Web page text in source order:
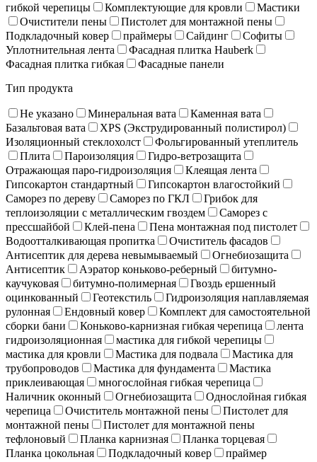
гибкой черепицы
Комплектующие для кровли
Мастики
Очистители пены
Пистолет для монтажной пены
Подкладочный ковер
праймеры Сайдинг
Софиты
Уплотнительная лента
Фасадная плитка Hauberk
Фасадная плитка гибкая
Фасадные панели
Тип продукта
Не указано Минеральная вата
Каменная вата
Базальтовая вата
XPS (Экструдированный полистирол)
Изоляционный стеклохолст
Фольгированный утеплитель
Плита
Пароизоляция
Гидро-ветрозащита
Отражающая паро-гидроизоляция
Клеящая лента
Гипсокартон стандартный
Гипсокартон влагостойкий
Саморез по дереву
Саморез по ГКЛ
Грибок для
теплоизоляции с металлическим гвоздем
Саморез с
прессшайбой
Клей-пена
Пена монтажная под пистолет
Водоотталкивающая пропитка
Очиститель фасадов
Антисептик для дерева невымываемый
Огнебиозащита
Антисептик
Аэратор коньково-реберный
битумно-
каучуковая
битумно-полимерная
Гвоздь ершенный
оцинкованный
Геотекстиль
Гидроизоляция наплавляемая
рулонная
Ендовный ковер
Комплект для самостоятельной
сборки бани
Коньково-карнизная гибкая черепица
лента
гидроизоляционная
мастика для гибкой черепицы
мастика для кровли
Мастика для подвала
Мастика для
трубопроводов
Мастика для фундамента
Мастика
приклеивающая
многослойная гибкая черепица
Наличник оконный
Огнебиозащита
Однослойная гибкая
черепица
Очиститель монтажной пены
Пистолет для
монтажной пены
Пистолет для монтажной пены
тефлоновый
Планка карнизная
Планка торцевая
Планка цокольная
Подкладочный ковер
праймер